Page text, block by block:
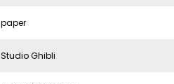
paper
Studio Ghibli